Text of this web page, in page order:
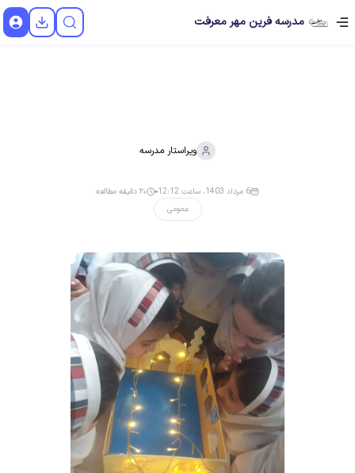
مدرسه فرین مهر معرفت
ویراستار مدرسه
عمومی
6 مرداد 1403، ساعت 12:12 ۲۰ دقیقه مطالعه